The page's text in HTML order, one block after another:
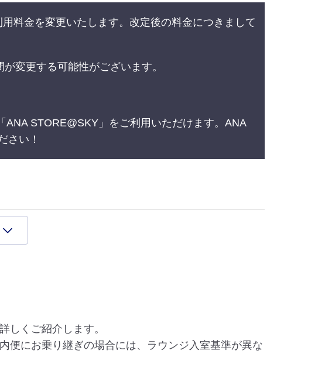
料金を変更いたします。改定後の料金につきまして
変更する可能性がございます。
STORE@SKY」をご利用いただけます。ANA
さい！
しくご紹介します。
便にお乗り継ぎの場合には、ラウンジ入室基準が異な